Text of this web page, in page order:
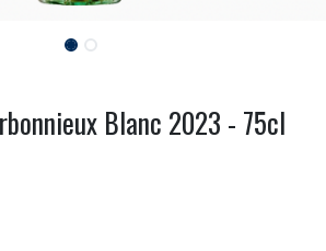
Blanc 2023 - 75cl